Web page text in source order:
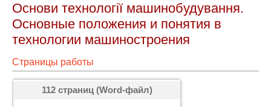
Основи технології машинобудування.
Основные положения и понятия в
технологии машиностроения
Страницы работы
112 страниц (Word-файл)